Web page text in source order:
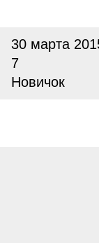
30 марта
7
Новичок